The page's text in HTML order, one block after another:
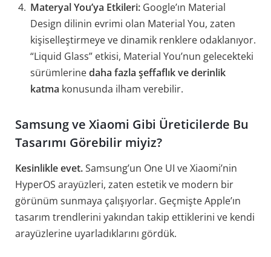
Materyal You’ya Etkileri: Google’ın Material
Design dilinin evrimi olan Material You, zaten
kişiselleştirmeye ve dinamik renklere odaklanıyor.
“Liquid Glass” etkisi, Material You’nun gelecekteki
sürümlerinedaha fazla şeffaflık ve derinlik
katma konusunda ilham verebilir.
Samsung ve Xiaomi Gibi Üreticilerde Bu
Tasarımı Görebilir miyiz?
Kesinlikle evet.Samsung’un One UI ve Xiaomi’nin
HyperOS arayüzleri, zaten estetik ve modern bir
görünüm sunmaya çalışıyorlar. Geçmişte Apple’ın
tasarım trendlerini yakından takip ettiklerini ve kendi
arayüzlerine uyarladıklarını gördük.